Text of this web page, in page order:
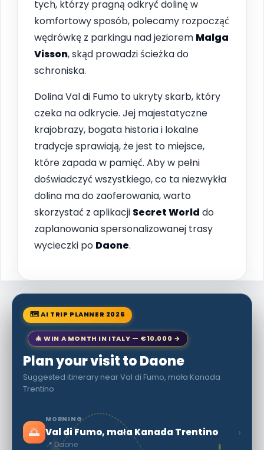
tych, którzy pragną odkryć dolinę w
komfortowy sposób, polecamy rozpocząć
wędrówkę z parkingu nad jeziorem Malga
Visson, skąd prowadzi ścieżka do
schroniska.
Dolina Val di Fumo to ukryty skarb, który
czeka na odkrycie. Jej majestatyczne
krajobrazy, bogata historia i lokalne
tradycje sprawiają, że jest to miejsce,
które zapada w pamięć. Aby w pełni
doświadczyć wszystkiego, co ta niezwykła
dolina ma do zaoferowania, warto
skorzystać z aplikacji Secret World do
zaplanowania spersonalizowanej trasy
wycieczki po Daone.
🗺 AI TRIP PLANNER 2026
🎄 WIN A MONTH IN ITALY — €10,000 →
Plan your visit to Daone
Suggested itinerary near Val di Fumo, mała Kanada
Trentino
🌅
MORNING
Val di Fumo, mała Kanada Trentino
📍 Daone
›